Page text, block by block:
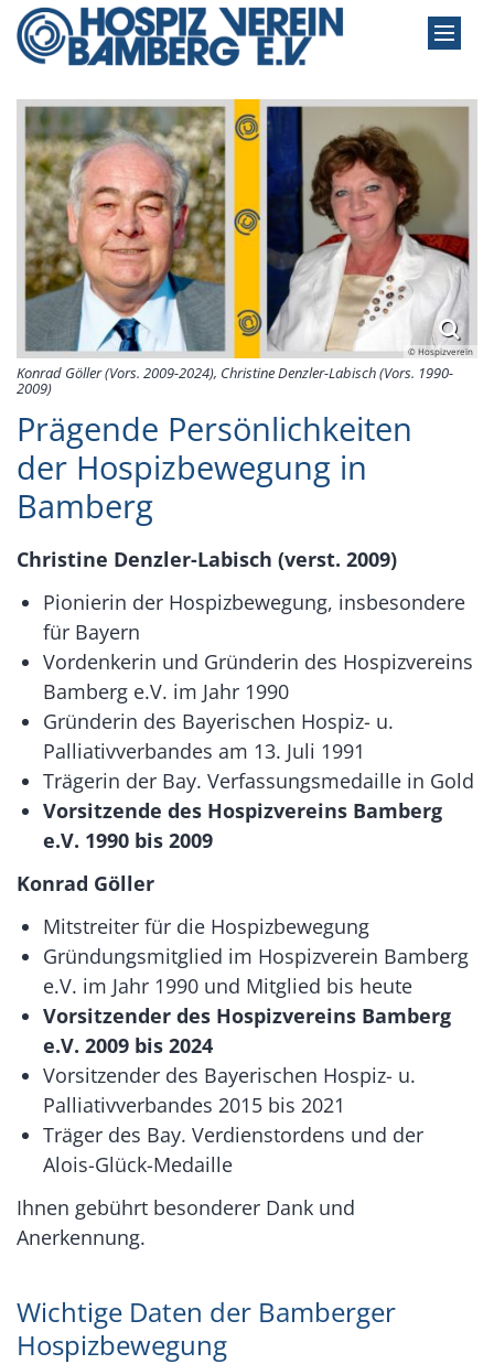
Zum Inhalt springen
© Hospizverein
Konrad Göller (Vors. 2009-2024), Christine Denzler-Labisch (Vors. 1990-
2009)
Prägende Persönlichkeiten
der Hospizbewegung in
Bamberg
Christine Denzler-Labisch (verst. 2009)
Pionierin der Hospizbewegung, insbesondere
für Bayern
Vordenkerin und Gründerin des Hospizvereins
Bamberg e.V. im Jahr 1990
Gründerin des Bayerischen Hospiz- u.
Palliativverbandes am 13. Juli 1991
Trägerin der Bay. Verfassungsmedaille in Gold
Vorsitzende des Hospizvereins Bamberg
e.V. 1990 bis 2009
Konrad Göller
Mitstreiter für die Hospizbewegung
Gründungsmitglied im Hospizverein Bamberg
e.V. im Jahr 1990 und Mitglied bis heute
Vorsitzender des Hospizvereins Bamberg
e.V. 2009 bis 2024
Vorsitzender des Bayerischen Hospiz- u.
Palliativverbandes 2015 bis 2021
Träger des Bay. Verdienstordens und der
Alois-Glück-Medaille
Ihnen gebührt besonderer Dank und
Anerkennung.
Wichtige Daten der Bamberger
Hospizbewegung